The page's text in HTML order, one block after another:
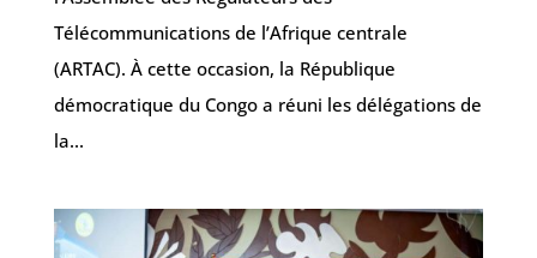
Télécommunications de l’Afrique centrale
(ARTAC). À cette occasion, la République
démocratique du Congo a réuni les délégations de
la...